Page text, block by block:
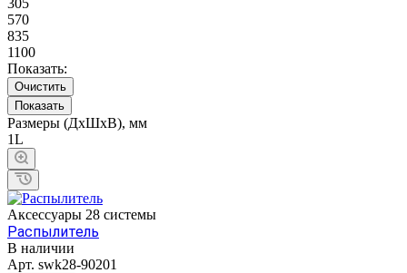
570
835
1100
Показать:
Очистить
Размеры (ДхШхВ), мм
1L
Аксессуары 28 системы
Распылитель
В наличии
Арт. swk28-90201